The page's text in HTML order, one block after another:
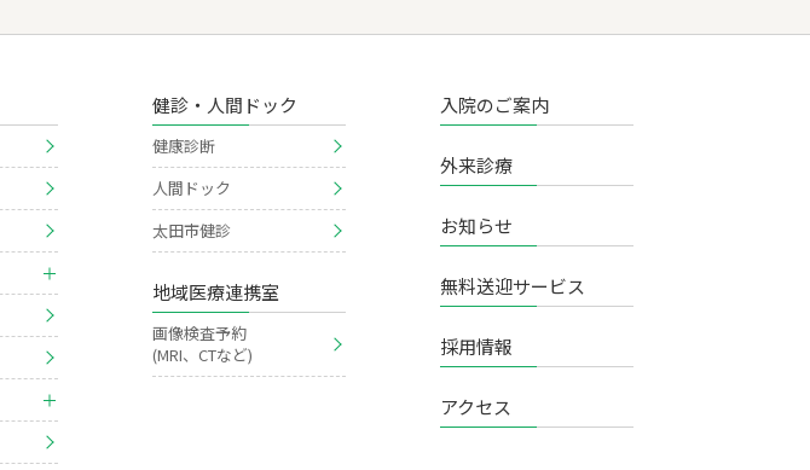
健診・人間ドック
健康診断
人間ドック
太田市健診
地域医療連携室
画像検査予約
(MRI、CTなど)
入院のご案内
外来診療
お知らせ
無料送迎サービス
採用情報
アクセス